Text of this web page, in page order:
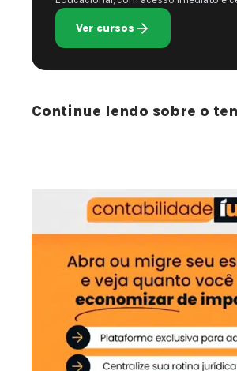
Ver cursos
Continue lendo sobre o